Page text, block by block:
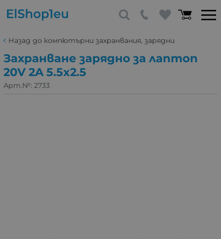
Назад до компютърни захранвания, зарядни
Захранване зарядно за лаптоп
20V 2A 5.5x2.5
Арт.№: 2733